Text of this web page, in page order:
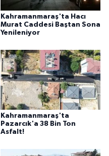
Kahramanmaraş'ta Hacı
Murat Caddesi Baştan Sona
Yenileniyor
Kahramanmaraş'ta
Pazarcık'a 38 Bin Ton
Asfalt!